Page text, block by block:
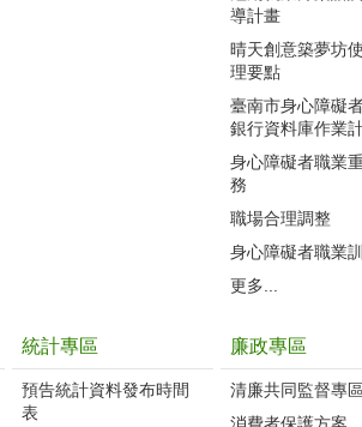
導計畫
晴天創意築夢坊
理要點
臺南市身心障礙
銀行資料庫作業
身心障礙者職業
務
職場合理調整
身心障礙者職業
更多...
統計專區
預告統計資料發布時間
表
廉政專區
清廉共同監督專